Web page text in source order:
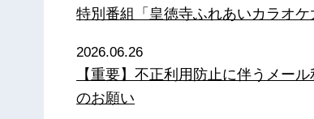
特別番組「皇徳寺ふれあいカラオケ
2026.06.26
【重要】不正利用防止に伴うメー
のお願い